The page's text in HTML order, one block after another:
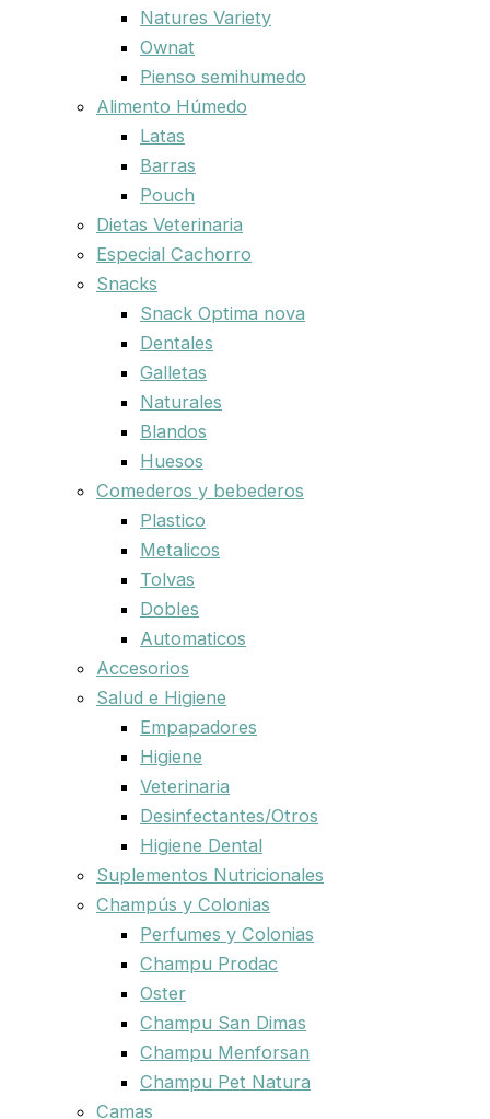
Natures Variety
Ownat
Pienso semihumedo
Alimento Húmedo
Latas
Barras
Pouch
Dietas Veterinaria
Especial Cachorro
Snacks
Snack Optima nova
Dentales
Galletas
Naturales
Blandos
Huesos
Comederos y bebederos
Plastico
Metalicos
Tolvas
Dobles
Automaticos
Accesorios
Salud e Higiene
Empapadores
Higiene
Veterinaria
Desinfectantes/Otros
Higiene Dental
Suplementos Nutricionales
Champús y Colonias
Perfumes y Colonias
Champu Prodac
Oster
Champu San Dimas
Champu Menforsan
Champu Pet Natura
Camas